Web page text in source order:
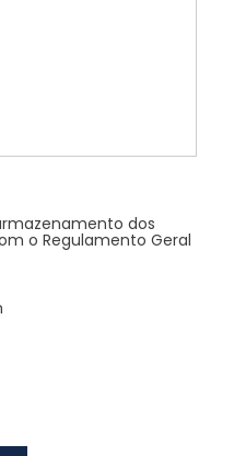
dos
o Regulamento Geral